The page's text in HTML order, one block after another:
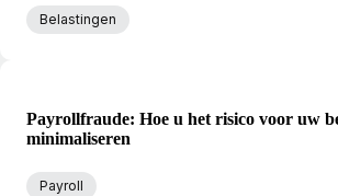
Belastingen
Payrollfraude: Hoe u het risico voor uw
minimaliseren
Payroll